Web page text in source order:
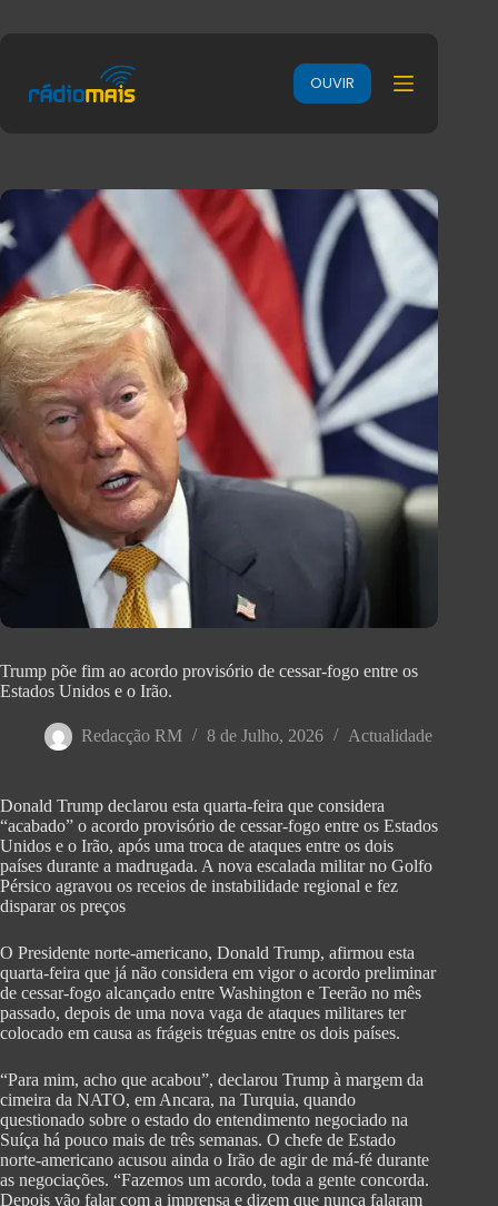
OUVIR
Trump põe fim ao acordo provisório de cessar-fogo entre os
Estados Unidos e o Irão.
Redacção RM 8 de Julho, 2026 Actualidade
Donald Trump declarou esta quarta-feira que considera
“acabado” o acordo provisório de cessar-fogo entre os Estados
Unidos e o Irão, após uma troca de ataques entre os dois
países durante a madrugada. A nova escalada militar no Golfo
Pérsico agravou os receios de instabilidade regional e fez
disparar os preços
O Presidente norte-americano, Donald Trump, afirmou esta
quarta-feira que já não considera em vigor o acordo preliminar
de cessar-fogo alcançado entre Washington e Teerão no mês
passado, depois de uma nova vaga de ataques militares ter
colocado em causa as frágeis tréguas entre os dois países.
“Para mim, acho que acabou”, declarou Trump à margem da
cimeira da NATO, em Ancara, na Turquia, quando
questionado sobre o estado do entendimento negociado na
Suíça há pouco mais de três semanas. O chefe de Estado
norte-americano acusou ainda o Irão de agir de má-fé durante
as negociações. “Fazemos um acordo, toda a gente concorda.
Depois vão falar com a imprensa e dizem que nunca falaram